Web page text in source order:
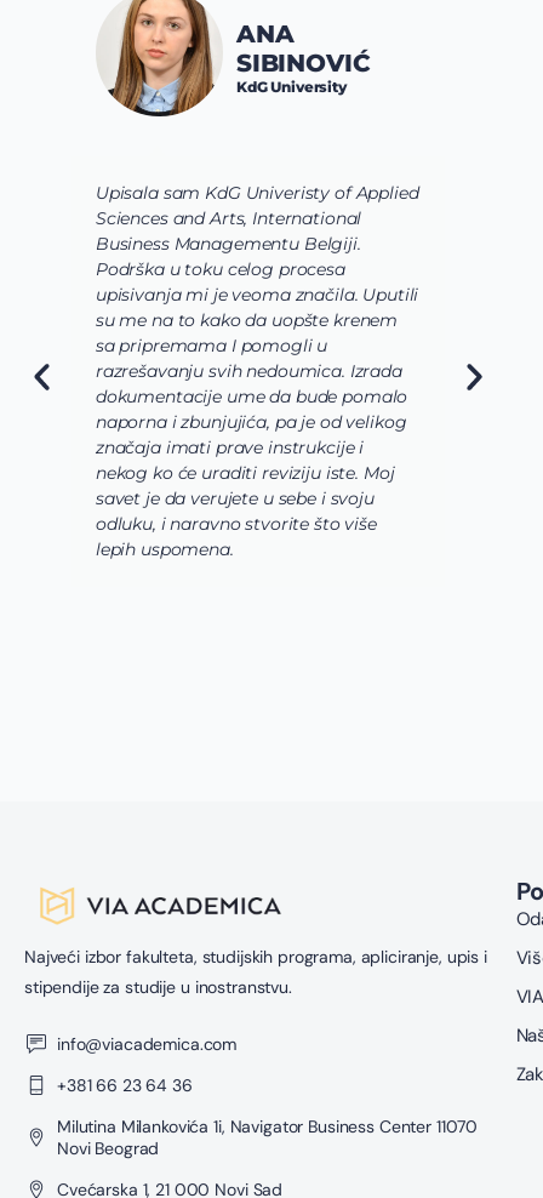
Upisala sam KdG Univeristy of Applied
Sciences and Arts, International
Business Managementu Belgiji.
Podrška u toku celog procesa
upisivanja mi je veoma značila. Uputili
su me na to kako da uopšte krenem
sa pripremama I pomogli u
razrešavanju svih nedoumica. Izrada
dokumentacije ume da bude pomalo
naporna i zbunjujića, pa je od velikog
značaja imati prave instrukcije i
nekog ko će uraditi reviziju iste. Moj
savet je da verujete u sebe i svoju
odluku, i naravno stvorite što više
lepih uspomena.
ANA
SIBINOVIĆ
KdG University
Najveći izbor fakulteta, studijskih programa, apliciranje, upis i
stipendije za studije u inostranstvu.
info@viacademica.com
+381 66 23 64 36
Milutina Milankovića 1i, Navigator Business Center 11070
Novi Beograd
Cvećarska 1, 21 000 Novi Sad